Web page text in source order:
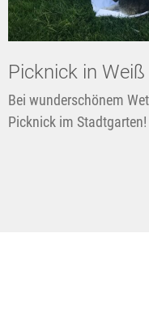
Picknick in Weiß
Bei wunderschönem
Picknick im